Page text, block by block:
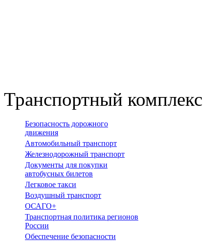
Транспортный комплекс
Безопасность дорожного
движения
Автомобильный транспорт
Железнодорожный транспорт
Документы для покупки
автобусных билетов
Легковое такси
Воздушный транспорт
ОСАГО+
Транспортная политика регионов
России
Обеспечение безопасности